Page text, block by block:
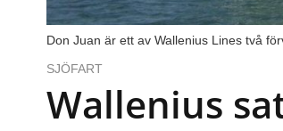
Don Juan är ett av Wallenius Lines två
SJÖFART
Wallenius